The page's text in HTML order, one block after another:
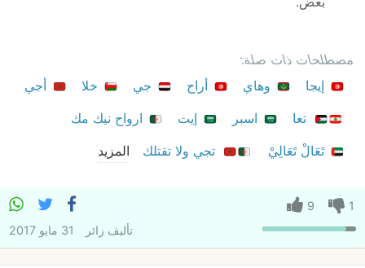
مصطلحات ذات صلة:
إيجا
وهاي أراح جي خلا
أجي
تعا
اسبر إيت
ارواح نيك مك
تَعَالْ تَعَالِيْ
تجي ولا تقتلك المزيد
1
9
تأليف زائر 31 مايو 2017